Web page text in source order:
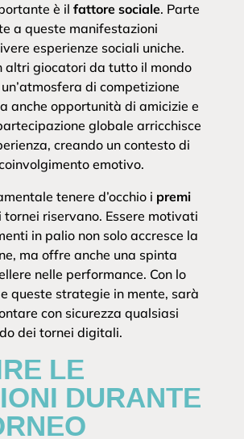
è il fattore sociale. Parte
a queste manifestazioni
esperienze sociali uniche.
altri giocatori da tutto il mondo
di competizione
anche opportunità di amicizie e
globale arricchisce
creando un contesto di
emotivo.
tenere d’occhio i premi
tornei riservano. Essere motivati
in palio non solo accresce la
ma offre anche una spinta
nelle performance. Con lo
queste strategie in mente, sarà
con sicurezza qualsiasi
dei tornei digitali.
LE
DURANTE